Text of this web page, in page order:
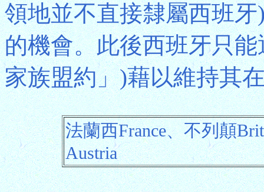
領地並不直接隸屬西班
的機會。此後西班牙只
家族盟約」)藉以維持其
法蘭西France、不列顛
Austria